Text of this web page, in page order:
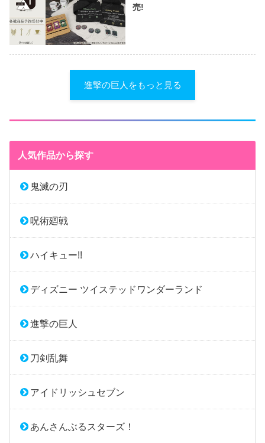
売!
進撃の巨人をもっと見る
人気作品から探す
鬼滅の刃
呪術廻戦
ハイキュー!!
ディズニー ツイステッドワンダーランド
進撃の巨人
刀剣乱舞
アイドリッシュセブン
あんさんぶるスターズ！